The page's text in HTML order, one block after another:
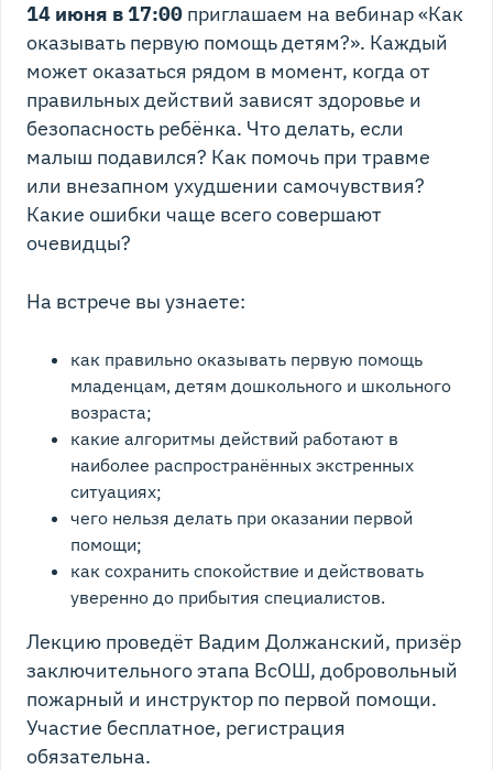
14 июня в 17:00 приглашаем на вебинар «Как
оказывать первую помощь детям?». Каждый
может оказаться рядом в момент, когда от
правильных действий зависят здоровье и
безопасность ребёнка. Что делать, если
малыш подавился? Как помочь при травме
или внезапном ухудшении самочувствия?
Какие ошибки чаще всего совершают
очевидцы?
На встрече вы узнаете:
как правильно оказывать первую помощь
младенцам, детям дошкольного и школьного
возраста;
какие алгоритмы действий работают в
наиболее распространённых экстренных
ситуациях;
чего нельзя делать при оказании первой
помощи;
как сохранить спокойствие и действовать
уверенно до прибытия специалистов.
Лекцию проведёт Вадим Должанский, призёр
заключительного этапа ВсОШ, добровольный
пожарный и инструктор по первой помощи.
Участие бесплатное, регистрация
обязательна.